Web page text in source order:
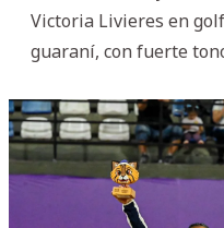
Victoria Livieres en
guaraní, con fuerte